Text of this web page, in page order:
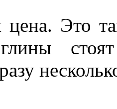
цена. Это